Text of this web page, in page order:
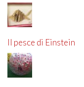
Il pesce di Einstein